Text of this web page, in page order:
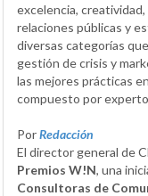
excelencia,
relaciones públicas y
diversas categorías
gestión de crisis y
las mejores prácticas
compuesto por
PorRedacción
El director general de
Premios W!N, una
Consultoras de